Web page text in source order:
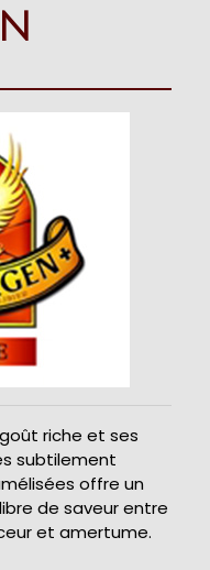
riche et ses
subtilement
offre un
de saveur entre
et amertume.